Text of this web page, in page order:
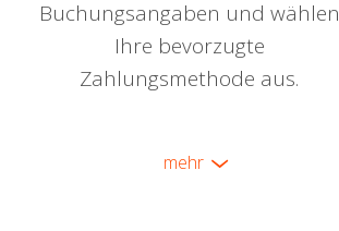
Buchungsangaben und wählen
Ihre bevorzugte
Zahlungsmethode aus.
mehr